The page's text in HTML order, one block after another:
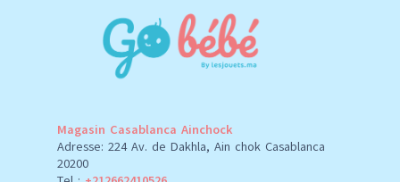
Magasin Casablanca Ainchock
Adresse: 224 Av. de Dakhla, Ain chok Casablanca
20200